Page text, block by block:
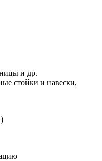
и др.
стойки и навески,